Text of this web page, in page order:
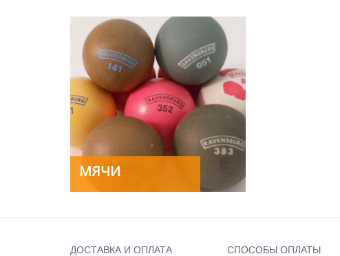
МЯЧИ
ДОСТАВКА И ОПЛАТА СПОСОБЫ ОПЛАТЫ